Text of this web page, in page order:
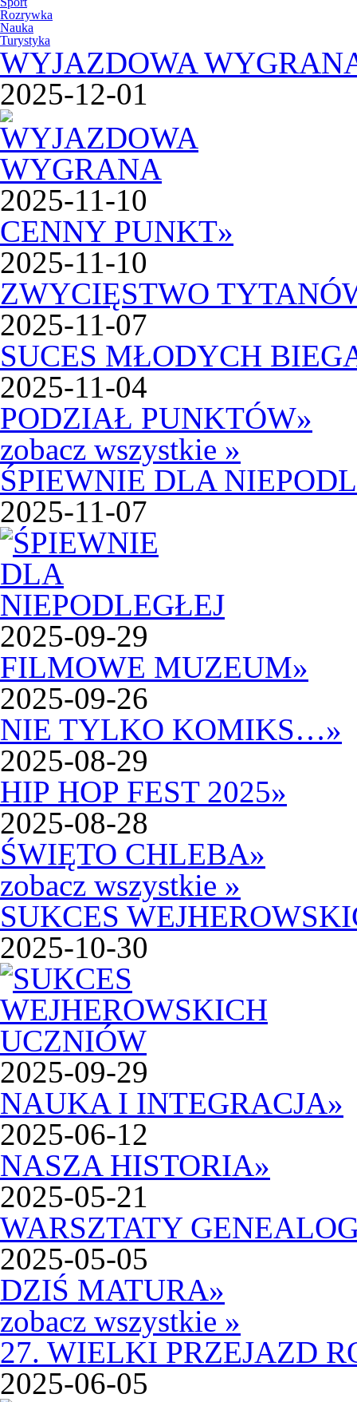
Rozrywka
Nauka
Turystyka
WYJAZDOWA
2025-12-01
2025-11-10
CENNY PUNKT»
2025-11-10
ZWYCIĘSTWO
2025-11-07
SUCES MŁODYCH
2025-11-04
PODZIAŁ PUNKTÓW»
zobacz wszystkie »
ŚPIEWNIE DLA
2025-11-07
2025-09-29
FILMOWE MUZEUM»
2025-09-26
NIE TYLKO KOMIKS…»
2025-08-29
HIP HOP FEST 2025»
2025-08-28
ŚWIĘTO CHLEBA»
zobacz wszystkie »
SUKCES
2025-10-30
2025-09-29
NAUKA I INTEGRACJA»
2025-06-12
NASZA HISTORIA»
2025-05-21
WARSZTATY
2025-05-05
DZIŚ MATURA»
zobacz wszystkie »
27. WIELKI PRZEJAZD
2025-06-05